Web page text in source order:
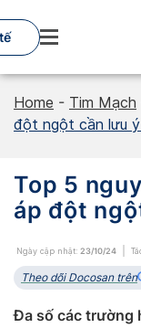
to
content
Home - Tim Mạch
đột ngột cần lưu
Top 5
áp đột
Ngày cập nhật: 23/10/24
Theo dõi Docosan trên
Đa số các trường